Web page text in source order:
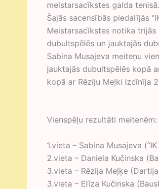
meistarsacīkstes galda
Šajās sacensībās piedalījās
Meistarsacīkstes notika trijās
dubultspēlēs un jauktajās
Sabina Musajeva meiteņu
jauktajās dubultspēlēs kopā
kopā ar Rēziju Meļki izcīnīja
Vienspēļu rezultāti meitenēm:
1.vieta – Sabina Musajeva (“IK
2.vieta – Daniela Kučinska
3.vieta – Rēzija Meļķe
3.vieta – Elīza Kučinska